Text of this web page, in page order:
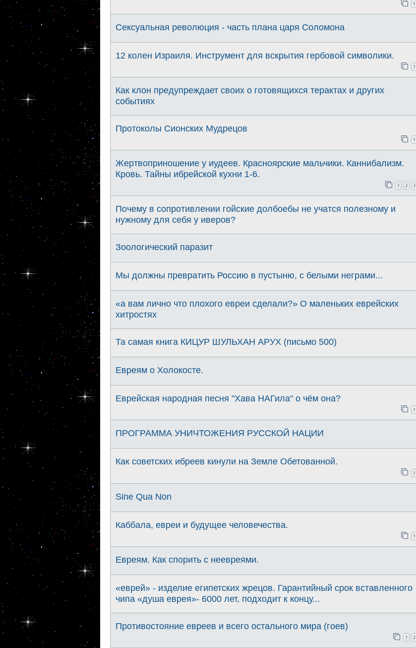
1
Сексуальная революция - часть плана царя Соломона
12 колен Израиля. Инструмент для вскрытия гербовой символики.
1
Как клон предупреждает своих о готовящихся терактах и других
событиях
Протоколы Сионских Мудрецов
1
Жертвоприношение у иудеев. Красноярские мальчики. Каннибализм.
Кровь. Тайны ибрейской кухни 1-6.
1 2 3
Почему в сопротивлении гойские долбоебы не учатся полезному и
нужному для себя у иверов?
Зоологический паразит
Мы должны превратить Россию в пустыню, с белыми неграми...
«а вам лично что плохого евреи сделали?» О маленьких еврейских
хитростях
Та самая книга КИЦУР ШУЛЬХАН АРУХ (письмо 500)
Евреям о Холокосте.
Еврейская народная песня "Хава НАГила" о чём она?
1
ПРОГРАММА УНИЧТОЖЕНИЯ РУССКОЙ НАЦИИ
Как советских ибреев кинули на Земле Обетованной.
1
Sine Qua Non
Каббала, евреи и будущее человечества.
1
Евреям. Как спорить с неевреями.
«еврей» - изделие египетских жрецов. Гарантийный срок вставленного
чипа «душа еврея»- 6000 лет, подходит к концу...
Противостояние евреев и всего остального мира (гоев)
1 2